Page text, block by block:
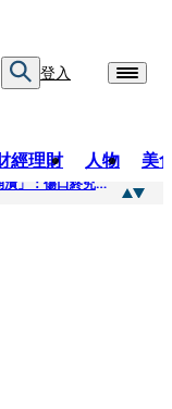
登入
經理財 人物 美
蔡依珊撕掉「完美」標籤！ 認了「我也會崩潰」：傷口終究會癒合